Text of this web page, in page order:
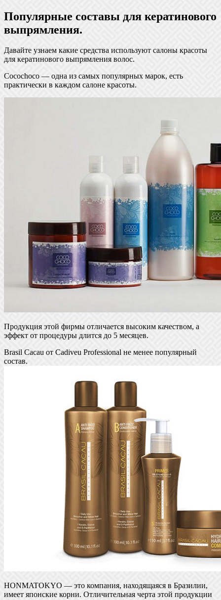
Популярные составы для кератинового
выпрямления.
Давайте узнаем какие средства используют салоны красоты
для кератинового выпрямления волос.
Cocochoco — одна из самых популярных марок, есть
практически в каждом салоне красоты.
Продукция этой фирмы отличается высоким качеством, а
эффект от процедуры длится до 5 месяцев.
Brasil Cacau от Cadiveu Professional не менее популярный
состав.
HONMATOKYO — это компания, находящаяся в Бразилии,
имеет японские корни. Отличительная черта этой продукции